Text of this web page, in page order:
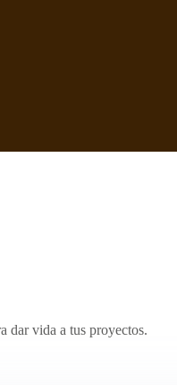
dar vida a tus proyectos.